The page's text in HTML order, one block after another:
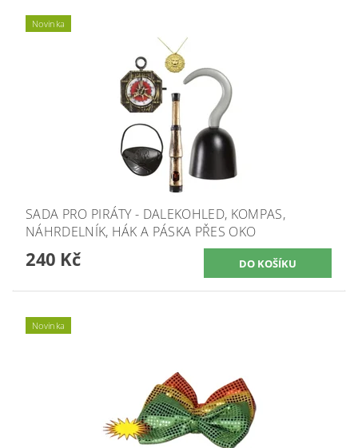
Novinka
SADA PRO PIRÁTY - DALEKOHLED, KOMPAS,
NÁHRDELNÍK, HÁK A PÁSKA PŘES OKO
240 Kč
Novinka